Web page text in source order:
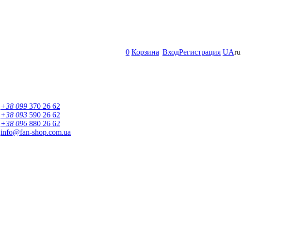
0 Корзина ВходРегистрация UAru
+38 099 370 26 62
+38 093 590 26 62
+38 096 880 26 62
info@fan-shop.com.ua